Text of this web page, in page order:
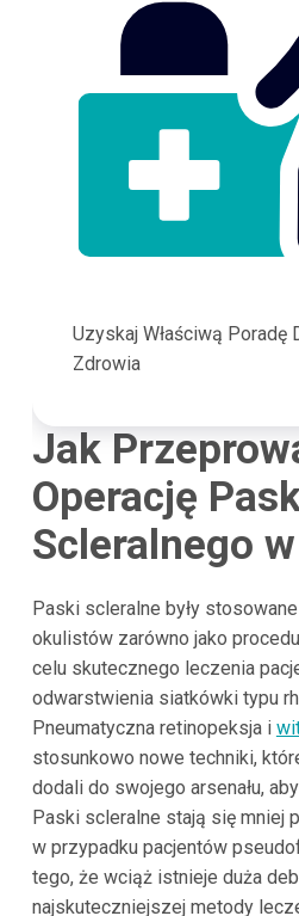
Uzyskaj Właściwą Poradę
Zdrowia
Jak
Operację
Scleralnego
Paski scleralne były
okulistów zarówno jako
celu skutecznego leczenia
odwarstwienia siatkówki typu
Pneumatyczna retinopeksja i
stosunkowo nowe techniki,
dodali do swojego arsenału,
Paski scleralne stają się mniej
w przypadku pacjentów
tego, że wciąż istnieje duża
najskuteczniejszej metody